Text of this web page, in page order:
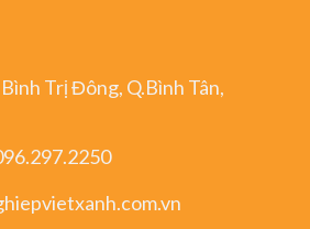
Trị Đông, Q.Bình Tân,